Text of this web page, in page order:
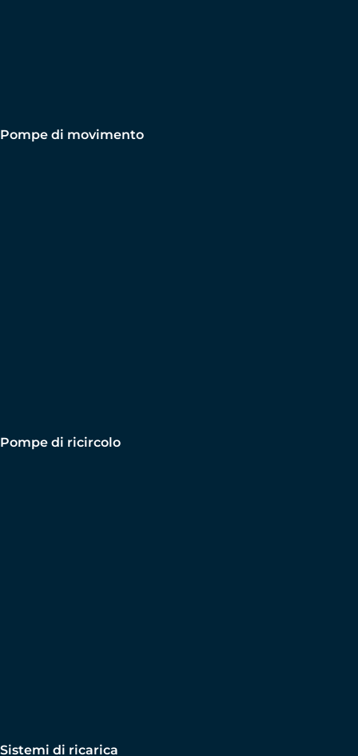
Pompe di movimento
Pompe di ricircolo
Sistemi di ricarica